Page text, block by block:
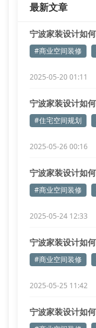
最新文章
宁波家装设计如
#商业空间装修
2025-05-20 01:11
宁波家装设计如
#住宅空间规划
2025-05-26 00:16
宁波家装设计如
#商业空间装修
2025-05-24 12:33
宁波家装设计如
#商业空间装修
2025-05-25 11:42
宁波家装设计如